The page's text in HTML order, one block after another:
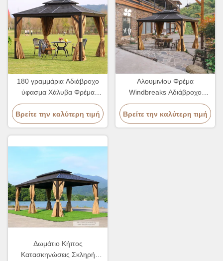
180 γραμμάρια Αδιάβροχο
ύφασμα Χάλυβα Φρέμα
Γκαζέβο με κουρτίνες
3,0x3,0m
Βρείτε την καλύτερη τιμή
Αλουμινίου Φρέμα
Windbreaks Αδιάβροχο
Gazebo Canopy με σκληρή
κορυφή 3 * 4m
Βρείτε την καλύτερη τιμή
Δωμάτιο Κήπος
Κατασκηνώσεις Σκληρή